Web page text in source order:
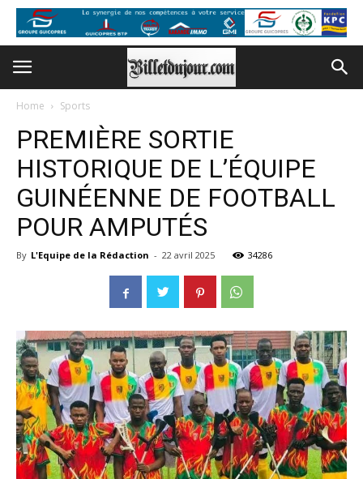
Home Sports
PREMIÈRE SORTIE
HISTORIQUE DE L’ÉQUIPE
GUINÉENNE DE FOOTBALL
POUR AMPUTÉS
By L'Equipe de la Rédaction - 22 avril 2025 34286